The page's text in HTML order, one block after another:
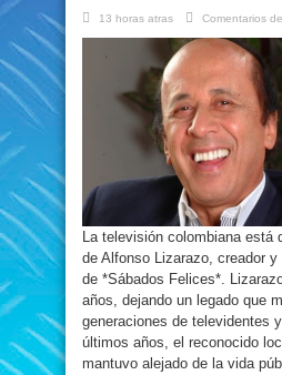
13 horas atras Comentarios
La televisión colombiana está
de Alfonso Lizarazo, creador y
de *Sábados Felices*.
años, dejando un legado que
generaciones de televidentes
últimos años, el reconocido
mantuvo alejado de la vida